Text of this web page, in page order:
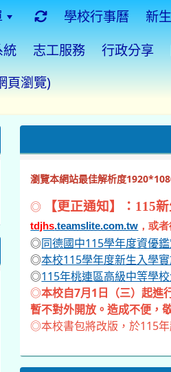
學校行事曆 新
志工服務 行政分享
頁瀏覽)
瀏覽本網站最佳解析度
◎ 【更正通知】：115
tdjhs.teamslite.com.tw ，或
◎同德國中115學年度資優
◎本校115學年度新生入學
◎115年桃連區高級中等學
◎本校自7月1日（三）起進
暫不對外開放。造成不便，
◎本校書包將改版，於115